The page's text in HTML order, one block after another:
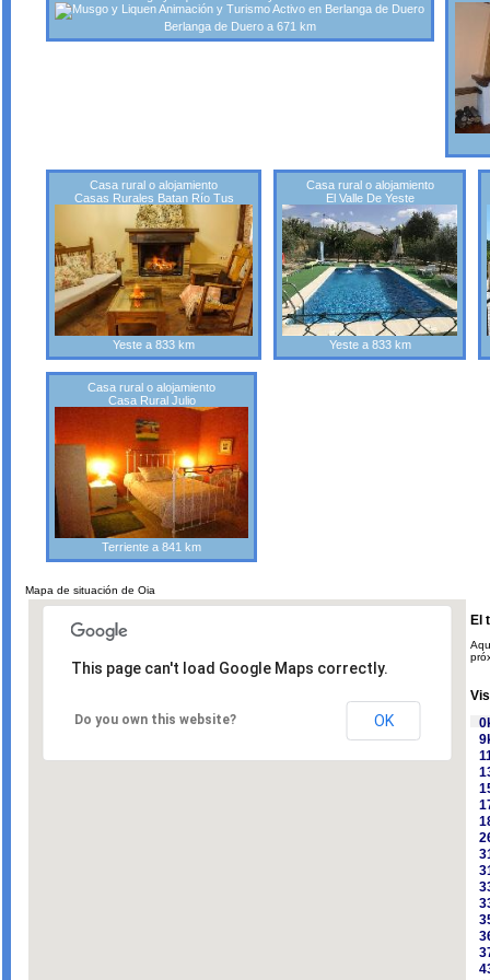
Berlanga de Duero a 671 km
Casa rural o alojamiento
Casas Rurales Batan Río Tus
Yeste a 833 km
Casa rural o alojamiento
El Valle De Yeste
Yeste a 833 km
Casa rural o alojamiento
Casa Rural Julio
Terriente a 841 km
Mapa de situación de Oia
This page can't load Google Maps correctly.
Do you own this website? OK
El